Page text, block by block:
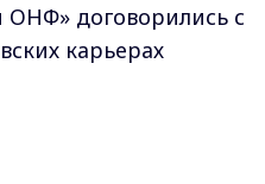
договорились с
карьерах